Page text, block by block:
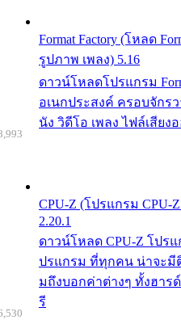
Format Factory (โหลด
รูปภาพ เพลง) 5.16
ดาวน์โหลดโปรแกรม
อเนกประสงค์ ครอบจักร
นัง วิดีโอ เพลง ไฟล์เสียง
CPU-Z (โปรแกรม CPU-
2.20.1
ดาวน์โหลด CPU-Z โปร
ปรแกรม ที่ทุกคน น่าจะมีติ
มถึงบอกค่าต่างๆ ทั้งฮาร
รี